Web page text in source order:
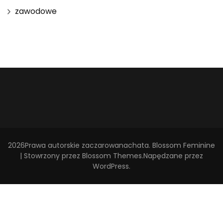
zawodowe
2026Prawa autorskie zaczarowanachata. Blossom Feminine
| Stowrzony przez Blossom Themes.Napędzane przez
WordPress.